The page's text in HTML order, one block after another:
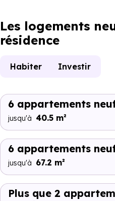
Les logements
résidence
Habiter Investir
6 appartements
jusqu'à 40.5 m²
6 appartements
jusqu'à 67.2 m²
Plus que 2